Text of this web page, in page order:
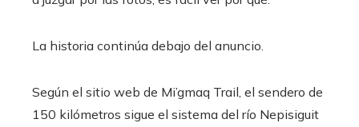
La historia continúa debajo del anuncio.
Según el sitio web de Mi’gmaq Trail, el sendero de
150 kilómetros sigue el sistema del río Nepisiguit